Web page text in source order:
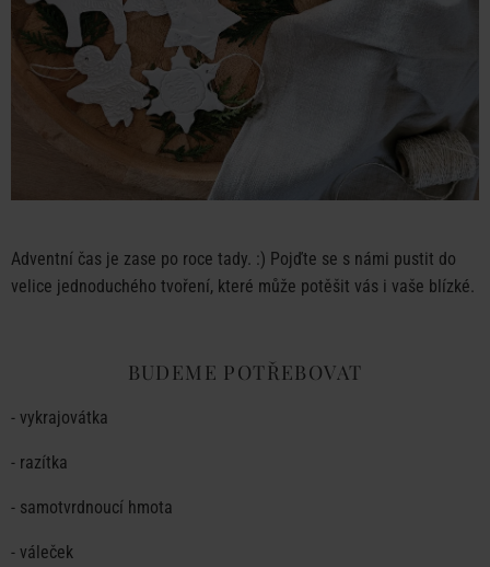
Adventní čas je zase po roce tady. :) Pojďte se s námi pustit do
velice jednoduchého tvoření, které může potěšit vás i vaše blízké.
BUDEME POTŘEBOVAT
- vykrajovátka
- razítka
- samotvrdnoucí hmota
- váleček